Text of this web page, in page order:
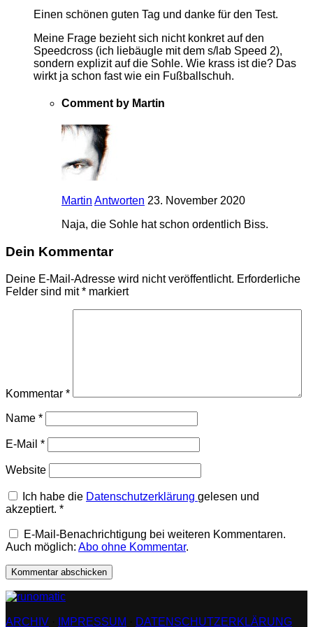
Einen schönen guten Tag und danke für den Test.
Meine Frage bezieht sich nicht konkret auf den
Speedcross (ich liebäugle mit dem s/lab Speed 2),
sondern explizit auf die Sohle. Wie krass ist die? Das
wirkt ja schon fast wie ein Fußballschuh.
Comment by Martin
Martin Antworten 23. November 2020
Naja, die Sohle hat schon ordentlich Biss.
Dein Kommentar
Deine E-Mail-Adresse wird nicht veröffentlicht. Erforderliche
Felder sind mit* markiert
Kommentar *
Name *
E-Mail *
Website
Ich habe die Datenschutzerklärung gelesen und
akzeptiert. *
E-Mail-Benachrichtigung bei weiteren Kommentaren.
Auch möglich: Abo ohne Kommentar.
ARCHIV IMPRESSUM
DATENSCHUTZERKLÄRUNG